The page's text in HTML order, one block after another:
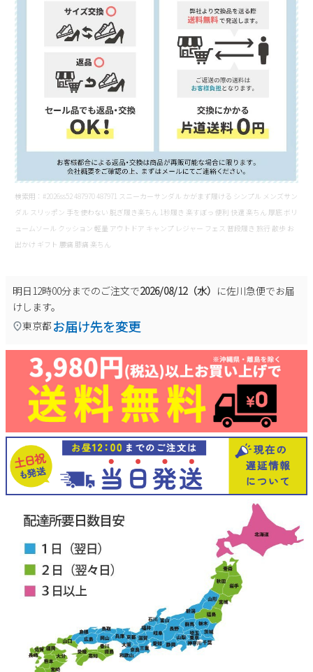
検索用：#2026ss52 487970 487971 スニーカーサンダル かがまず履ける シンプル メンズサン
ダル スリッポン 手を使わない 脱ぎ履き楽ちん 1秒履き 楽すぼっ 便利 快適 楽ちん 厚底 ボリ
ュームソール クッション 軽量 アウトドア キャンプ レジャー フェス 普段履き 旅行 散歩 お
出かけ ギフト 腰痛 膝痛 楽ちん
明日 12時00分までのご注文で2026/08/12（水） に佐川急便でお届
けします。
東京都 お届け先を変更